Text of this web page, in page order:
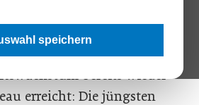
speichernwegen des
halten dürften, hat
bereits wieder
erreicht: Die jüngsten